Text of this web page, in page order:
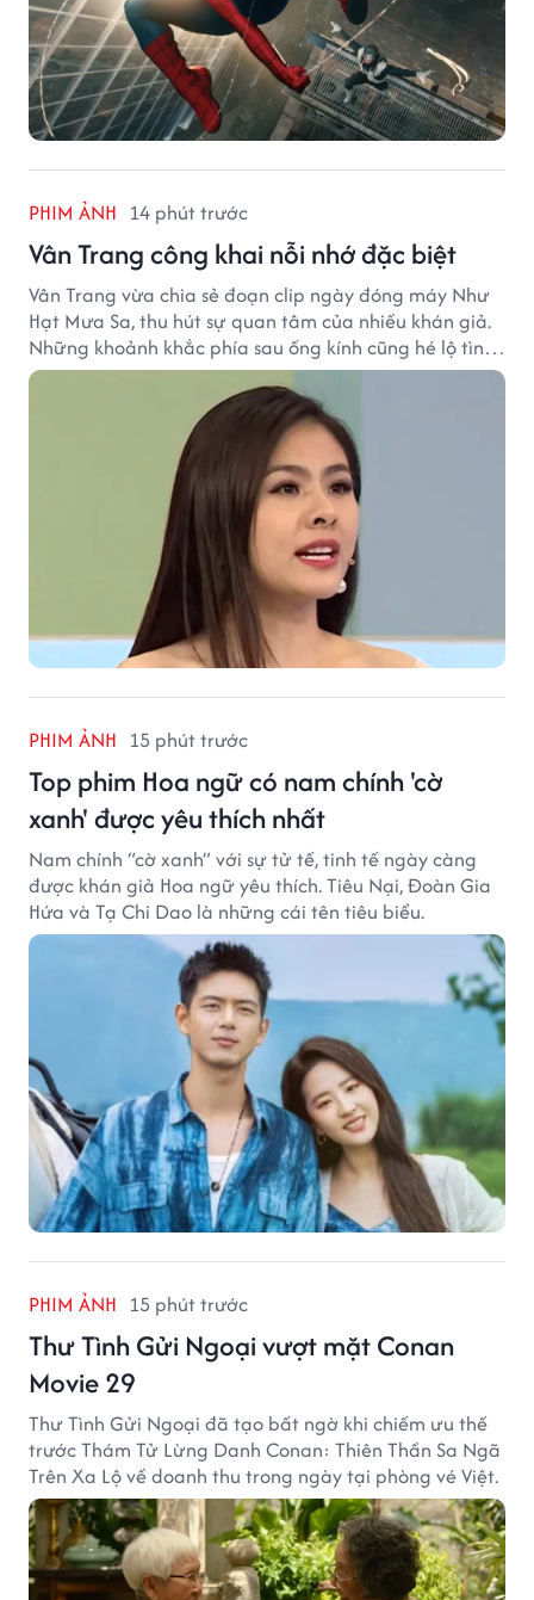
PHIM ẢNH 14 phút trước
Vân Trang công khai nỗi nhớ đặc biệt
Vân Trang vừa chia sẻ đoạn clip ngày đóng máy Như
Hạt Mưa Sa, thu hút sự quan tâm của nhiều khán giả.
Những khoảnh khắc phía sau ống kính cũng hé lộ tình
cảm đặc biệt mà nữ diễn viên dành cho ê-kíp bộ phim.
PHIM ẢNH 15 phút trước
Top phim Hoa ngữ có nam chính 'cờ
xanh' được yêu thích nhất
Nam chính “cờ xanh” với sự tử tế, tinh tế ngày càng
được khán giả Hoa ngữ yêu thích. Tiêu Nại, Đoàn Gia
Hứa và Tạ Chi Dao là những cái tên tiêu biểu.
PHIM ẢNH 15 phút trước
Thư Tình Gửi Ngoại vượt mặt Conan
Movie 29
Thư Tình Gửi Ngoại đã tạo bất ngờ khi chiếm ưu thế
trước Thám Tử Lừng Danh Conan: Thiên Thần Sa Ngã
Trên Xa Lộ về doanh thu trong ngày tại phòng vé Việt.